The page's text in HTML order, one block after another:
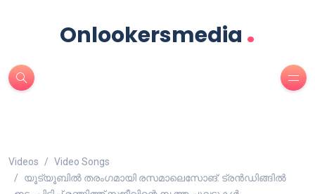
Onlookersmedia .
Videos
Video Songs
യൂട്യൂബിൽ തരംഗമായി രസമാലെസോങ്: ട്രൻഡിങ്ങിൽ